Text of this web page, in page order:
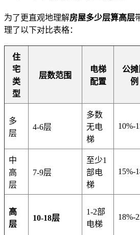
为了更直观地理解房屋多少层算高层
理了以下对比表格：
住
宅
类
型
层数范围
电梯
配置
公摊
例
多
层
4-6层
多数
无电
梯
10%-
中
高
层
7-9层
至少1
部电
梯
15%-
高
层
10-18层
1-2部
电梯
18%-